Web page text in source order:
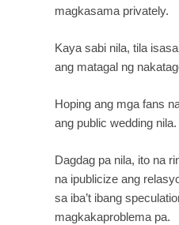
magkasama privately.
Kaya sabi nila, tila
ang matagal ng
Hoping ang mga fans
ang public wedding nila.
Dagdag pa nila, ito na
na ipublicize ang
sa iba’t ibang
magkakaproblema pa.